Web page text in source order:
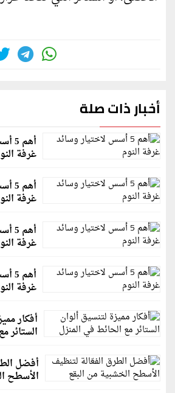
أخبار ذات صلة
أهم
غرفة
أهم
غرفة
أهم
غرفة
أهم
غرفة
أفكار
الستائر
أفضل
الأسطح